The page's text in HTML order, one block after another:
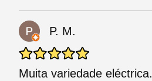
P. M.
Muita variedade eléctrica.